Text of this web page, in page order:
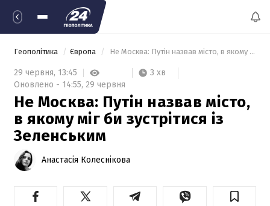
Геополітика Європа Не Москва: Путін назвав місто, в якому міг би зустрітися із Зеленським
29 червня, 13:45
3 хв
Оновлено - 14:55, 29 червня
Не Москва: Путін назвав місто,
в якому міг би зустрітися із
Зеленським
Анастасія Колеснікова